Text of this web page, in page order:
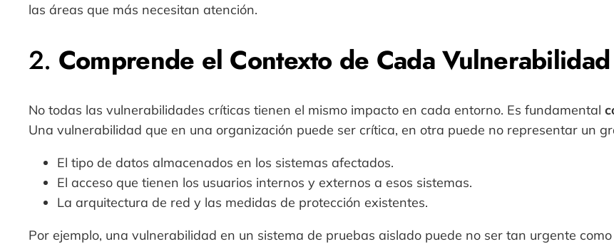
las áreas que más necesitan atención.
2. Comprende el Contexto de Cada Vulnerabilidad
No todas las vulnerabilidades críticas tienen el mismo impacto en cada entorno. Es fundamental
Una vulnerabilidad que en una organización puede ser crítica, en otra puede no representar un
El tipo de datos almacenados en los sistemas afectados.
El acceso que tienen los usuarios internos y externos a esos sistemas.
La arquitectura de red y las medidas de protección existentes.
Por ejemplo, una vulnerabilidad en un sistema de pruebas aislado puede no ser tan urgente